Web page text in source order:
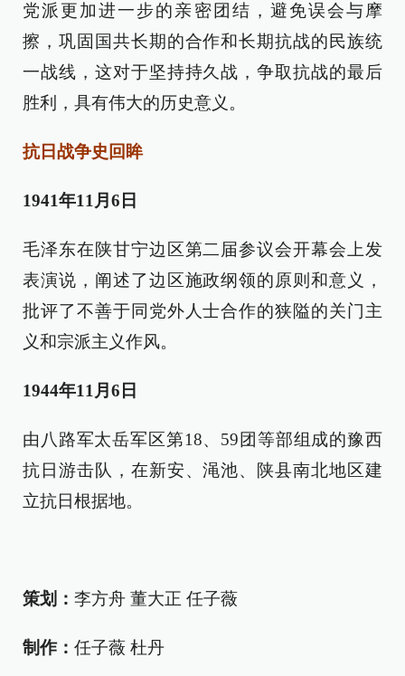
党派更加进一步的亲密团结，避免误会与摩
擦，巩固国共长期的合作和长期抗战的民族统
一战线，这对于坚持持久战，争取抗战的最后
胜利，具有伟大的历史意义。
抗日战争史回眸
1941年11月6日
毛泽东在陕甘宁边区第二届参议会开幕会上发
表演说，阐述了边区施政纲领的原则和意义，
批评了不善于同党外人士合作的狭隘的关门主
义和宗派主义作风。
1944年11月6日
由八路军太岳军区第18、59团等部组成的豫西
抗日游击队，在新安、渑池、陕县南北地区建
立抗日根据地。
策划： 李方舟 董大正 任子薇
制作： 任子薇 杜丹